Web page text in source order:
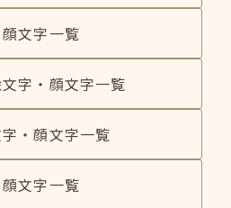
文字一覧
字・顔文字一覧
・顔文字一覧
文字一覧